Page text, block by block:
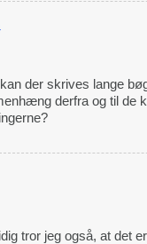
der skrives lange
derfra og til de
tror jeg også, at det